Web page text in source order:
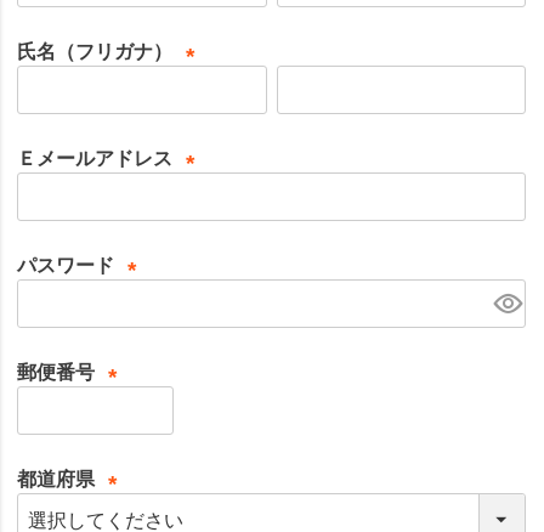
必
須
)
氏名（フリガナ）
必
)
Ｅメールアドレス
必
)
パスワード
必
)
郵便番号
必
)
都道府県
(